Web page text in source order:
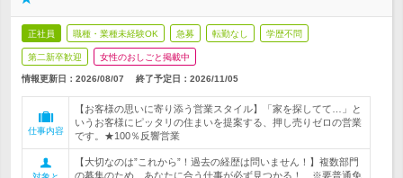
正社員 職種・業種未経験OK 急募 転勤なし 学歴不問
第二新卒歓迎 女性のおしごと掲載中
情報更新日：2026/08/07 終了予定日： 2026/11/05
仕事内容
【お客様の思いに寄り添う営業スタイル】「家を探してて…」と
いうお客様にピッタリの住まいを提案する、押し売りゼロの営業
です。★100％反響営業
【大切なのは”これから”！過去の経歴は問いません！】複数部門
の募集のため、あなたに合う仕事が必ず見つかる！ ※要普通免